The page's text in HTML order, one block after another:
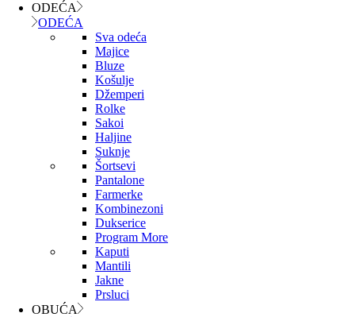
ODEĆA
ODEĆA
Sva odeća
Majice
Bluze
Košulje
Džemperi
Rolke
Sakoi
Haljine
Suknje
Šortsevi
Pantalone
Farmerke
Kombinezoni
Dukserice
Program More
Kaputi
Mantili
Jakne
Prsluci
OBUĆA